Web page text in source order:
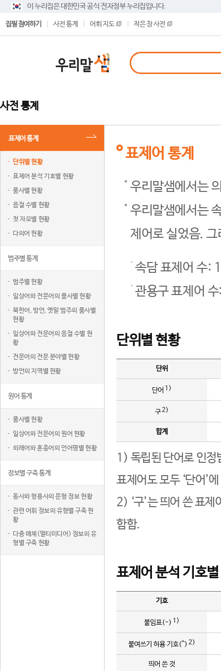
이 누리집은 대한민국 공식 전자정부 누리집입니다.
집필 참여하기 사전 통계 어휘 지도 작은 창 사전
사전 통계
표제어 통계
단위별 현황
표제어 분석 기호별 현황
품사별 현황
음절 수별 현황
첫 자모별 현황
다의어 현황
범주별 통계
범주별 현황
일상어와 전문어의 품사별 현황
북한어, 방언, 옛말 범주의 품사별
현황
일상어와 전문어의 음절 수별 현
황
전문어의 전문 분야별 현황
방언의 지역별 현황
원어 통계
품사별 현황
일상어와 전문어의 원어 현황
외래어와 혼종어의 언어명별 현황
정보별 구축 통계
동사와 형용사의 문형 정보 현황
관련 어휘 정보의 유형별 구축 현
황
다중 매체(멀티미디어) 정보의 유
형별 구축 현황
표제어 통계
우리말샘에서는
우리말샘에서는
제어로 실었음.
속담 표제어 수:
관용구 표제어
단위별 현황
단위
단어 1)
구2)
합계
1) 독립된 단어로 인정
표제어도 모두 ‘단어’
2) ‘구’는 띄어 쓴 표
함함.
표제어 분석 기호
기호
붙임표(-) 1)
붙여쓰기 허용 기호(^) 2)
띄어 쓴 것